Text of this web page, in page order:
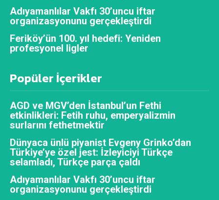
Adıyamanlılar Vakfı 30’uncu iftar
organizasyonunu gerçekleştirdi
Feriköy’ün 100. yıl hedefi: Yeniden
profesyonel ligler
Popüler İçerikler
AGD ve MGV’den İstanbul’un Fethi
etkinlikleri: Fetih ruhu, emperyalizmin
surlarını fethetmektir
Dünyaca ünlü piyanist Evgeny Grinko’dan
Türkiye’ye özel jest: İzleyiciyi Türkçe
selamladı, Türkçe parça çaldı
Adıyamanlılar Vakfı 30’uncu iftar
organizasyonunu gerçekleştirdi